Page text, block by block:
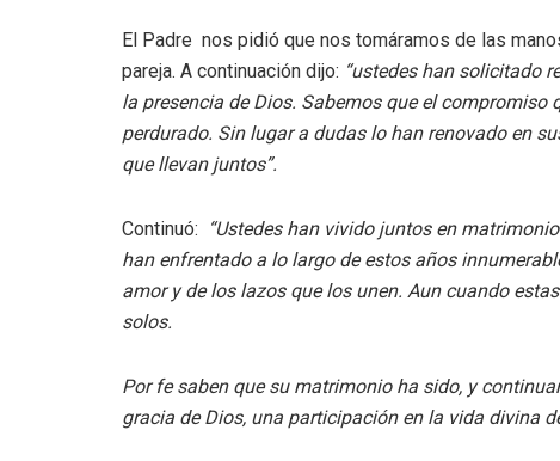
El Padre nos pidió que nos tomáramos de las
pareja. A continuación dijo: “ustedes han solicitado
la presencia de Dios. Sabemos que el
perdurado. Sin lugar a dudas lo han renovado en
que llevan juntos”.
Continuó:
“Ustedes han vivido juntos en
han enfrentado a lo largo de estos años
amor y de los lazos que los unen. Aun cuando
solos.
Por fe saben que su matrimonio ha sido, y
gracia de Dios, una participación en la vida divina